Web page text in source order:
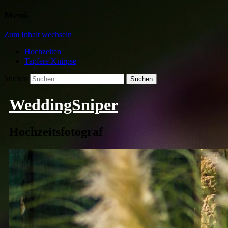
Zum Inhalt wechseln
Hochzeiten
Tapfere Knirpse
WeddingSniper
Hochzeitsfotograf